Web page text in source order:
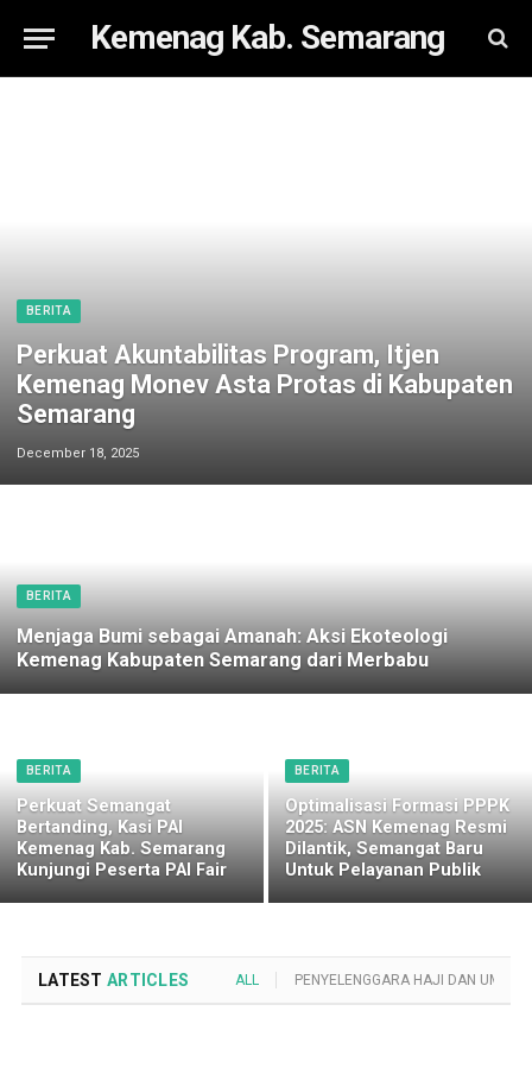
Kemenag Kab. Semarang
BERITA
Perkuat Akuntabilitas Program, Itjen
Kemenag Monev Asta Protas di Kabupaten
Semarang
December 18, 2025
BERITA
Menjaga Bumi sebagai Amanah: Aksi Ekoteologi
Kemenag Kabupaten Semarang dari Merbabu
BERITA
Perkuat Semangat
Bertanding, Kasi PAI
Kemenag Kab. Semarang
Kunjungi Peserta PAI Fair
BERITA
Optimalisasi Formasi PPPK
2025: ASN Kemenag Resmi
Dilantik, Semangat Baru
Untuk Pelayanan Publik
LATEST ARTICLES ALL PENYELENGGARA HAJI DAN UMROH